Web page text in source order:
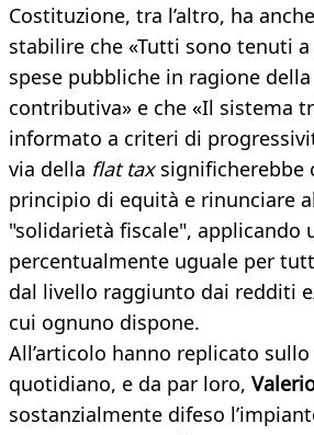
Costituzione, tra l’altro, ha
stabilire che «Tutti sono tenuti
spese pubbliche in ragione
contributiva» e che «Il sistema
informato a criteri di
via della flat tax significherebbe
principio di equità e rinunciare
"solidarietà fiscale", applicando
percentualmente uguale per
dal livello raggiunto dai redditi
cui ognuno dispone.
All’articolo hanno replicato
quotidiano, e da par loro,
sostanzialmente difeso